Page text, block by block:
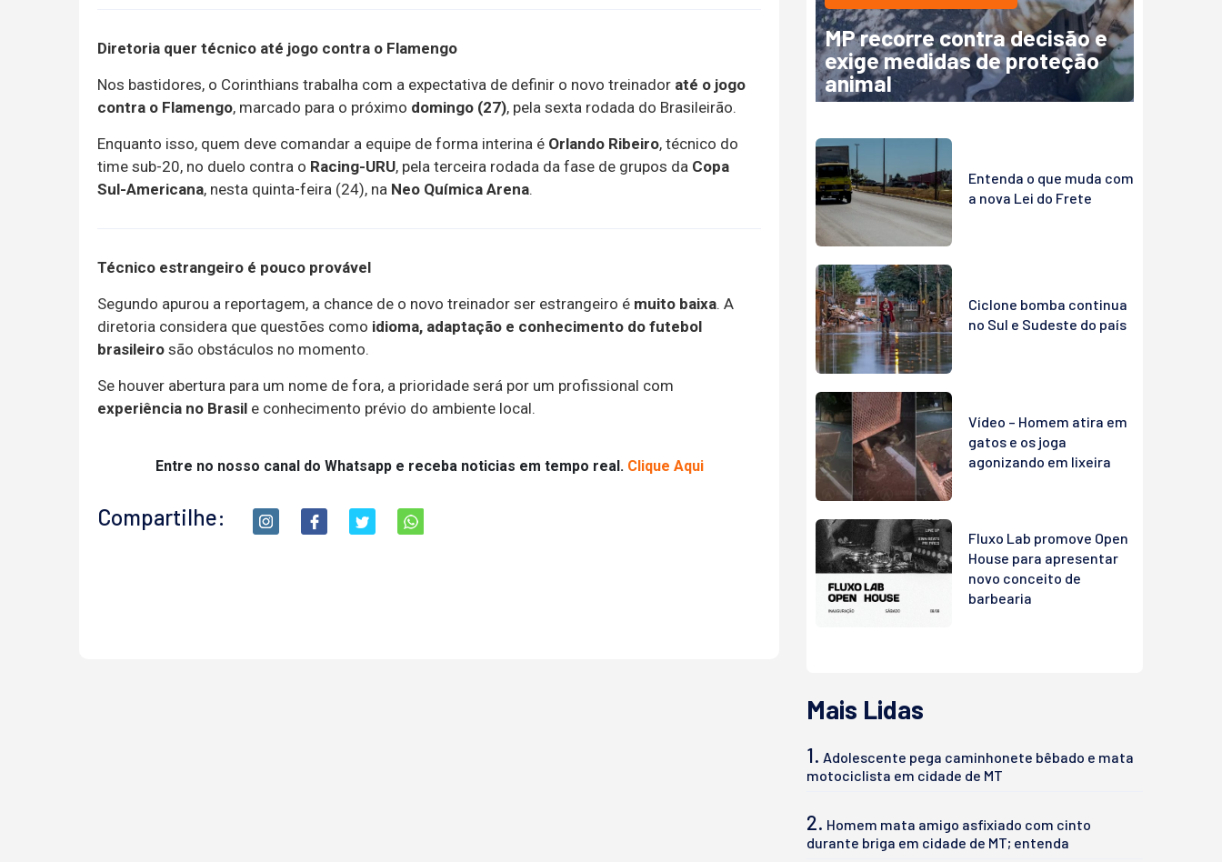
Diretoria quer técnico até jogo contra o Flamengo
Nos bastidores, o Corinthians trabalha com a expectativa de definir o novo treinador até o jogo
contra o Flamengo, marcado para o próximo domingo (27), pela sexta rodada do Brasileirão.
Enquanto isso, quem deve comandar a equipe de forma interina é Orlando Ribeiro, técnico do
time sub-20, no duelo contra o Racing-URU, pela terceira rodada da fase de grupos da Copa
Sul-Americana, nesta quinta-feira (24), na Neo Química Arena.
Técnico estrangeiro é pouco provável
Segundo apurou a reportagem, a chance de o novo treinador ser estrangeiro é muito baixa. A
diretoria considera que questões como idioma, adaptação e conhecimento do futebol
brasileiro são obstáculos no momento.
Se houver abertura para um nome de fora, a prioridade será por um profissional com
experiência no Brasil e conhecimento prévio do ambiente local.
Entre no nosso canal do Whatsapp e receba noticias em tempo real. Clique Aqui
Compartilhe:
MP recorre contra decisão e
exige medidas de proteção
animal
Entenda o que muda com
a nova Lei do Frete
Ciclone bomba continua
no Sul e Sudeste do país
Vídeo – Homem atira em
gatos e os joga
agonizando em lixeira
Fluxo Lab promove Open
House para apresentar
novo conceito de
barbearia
Mais Lidas
1. Adolescente pega caminhonete bêbado e mata
motociclista em cidade de MT
2. Homem mata amigo asfixiado com cinto
durante briga em cidade de MT; entenda